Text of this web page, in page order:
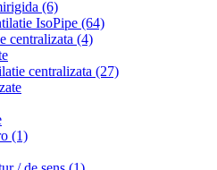
(6)
IsoPipe (64)
centralizata (4)
centralizata (27)
(1)